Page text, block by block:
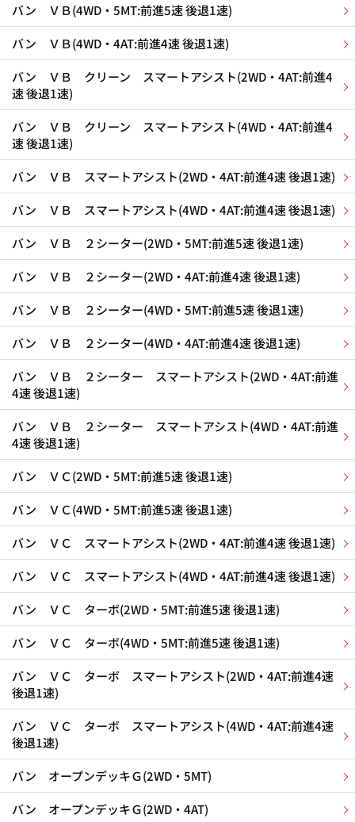
バン ＶＢ(4WD・5MT:前進5速 後退1速)
バン ＶＢ(4WD・4AT:前進4速 後退1速)
バン ＶＢ クリーン スマートアシスト(2WD・4AT:前進4
速 後退1速)
バン ＶＢ クリーン スマートアシスト(4WD・4AT:前進4
速 後退1速)
バン ＶＢ スマートアシスト(2WD・4AT:前進4速 後退1速)
バン ＶＢ スマートアシスト(4WD・4AT:前進4速 後退1速)
バン ＶＢ ２シーター(2WD・5MT:前進5速 後退1速)
バン ＶＢ ２シーター(2WD・4AT:前進4速 後退1速)
バン ＶＢ ２シーター(4WD・5MT:前進5速 後退1速)
バン ＶＢ ２シーター(4WD・4AT:前進4速 後退1速)
バン ＶＢ ２シーター スマートアシスト(2WD・4AT:前進
4速 後退1速)
バン ＶＢ ２シーター スマートアシスト(4WD・4AT:前進
4速 後退1速)
バン ＶＣ(2WD・5MT:前進5速 後退1速)
バン ＶＣ(4WD・5MT:前進5速 後退1速)
バン ＶＣ スマートアシスト(2WD・4AT:前進4速 後退1速)
バン ＶＣ スマートアシスト(4WD・4AT:前進4速 後退1速)
バン ＶＣ ターボ(2WD・5MT:前進5速 後退1速)
バン ＶＣ ターボ(4WD・5MT:前進5速 後退1速)
バン ＶＣ ターボ スマートアシスト(2WD・4AT:前進4速
後退1速)
バン ＶＣ ターボ スマートアシスト(4WD・4AT:前進4速
後退1速)
バン オープンデッキＧ(2WD・5MT)
バン オープンデッキＧ(2WD・4AT)